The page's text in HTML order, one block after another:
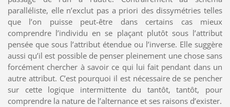
paralléliste, elle n’exclut pas a priori des dissymétries telles
que l’on puisse peut-être dans certains cas mieux
comprendre l’individu en se plaçant plutôt sous l’attribut
pensée que sous l’attribut étendue ou l’inverse. Elle suggère
aussi qu’il est possible de penser pleinement une chose sans
forcément chercher à savoir ce qui lui fait pendant dans un
autre attribut. C’est pourquoi il est nécessaire de se pencher
sur cette logique intermittente du tantôt, tantôt, pour
comprendre la nature de l’alternance et ses raisons d’exister.